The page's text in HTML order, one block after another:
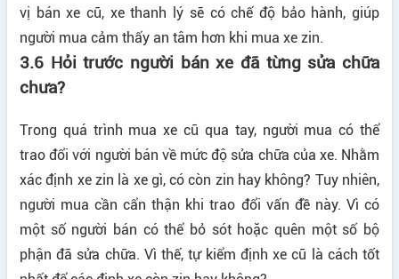
vị bán xe cũ, xe thanh lý sẽ có chế độ bảo hành, giúp
người mua cảm thấy an tâm hơn khi mua xe zin.
3.6 Hỏi trước người bán xe đã từng sửa chữa
chưa?
Trong quá trình mua xe cũ qua tay, người mua có thể
trao đổi với người bán về mức độ sửa chữa của xe. Nhằm
xác định xe zin là xe gì, có còn zin hay không? Tuy nhiên,
người mua cần cẩn thận khi trao đổi vấn đề này. Vì có
một số người bán có thể bỏ sót hoặc quên một số bộ
phận đã sửa chữa. Vì thế, tự kiểm định xe cũ là cách tốt